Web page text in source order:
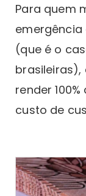
Para quem
emergência
(que é o
brasileiras),
render 100%
custo de